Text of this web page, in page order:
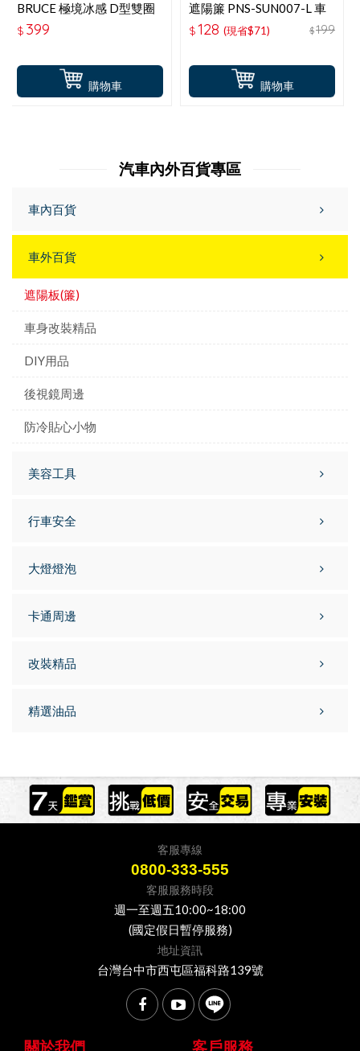
購物車
BRUCE 極境冰感 D型雙圈
遮陽S-130x71CM
$ 399
購物車
遮陽簾 PNS-SUN007-L 車
窗遮陽防蚊罩 L(RV車用)2
入
$128 (現省$71) $199
汽車內外百貨專區
車內百貨
車外百貨
遮陽板(簾)
車身改裝精品
DIY用品
後視鏡周邊
防冷貼心小物
美容工具
行車安全
大燈燈泡
卡通周邊
改裝精品
精選油品
客服專線
0800-333-555
客服服務時段
週一至週五10:00~18:00
(國定假日暫停服務)
地址資訊
台灣台中市西屯區福科路139號
關於我們 客戶服務